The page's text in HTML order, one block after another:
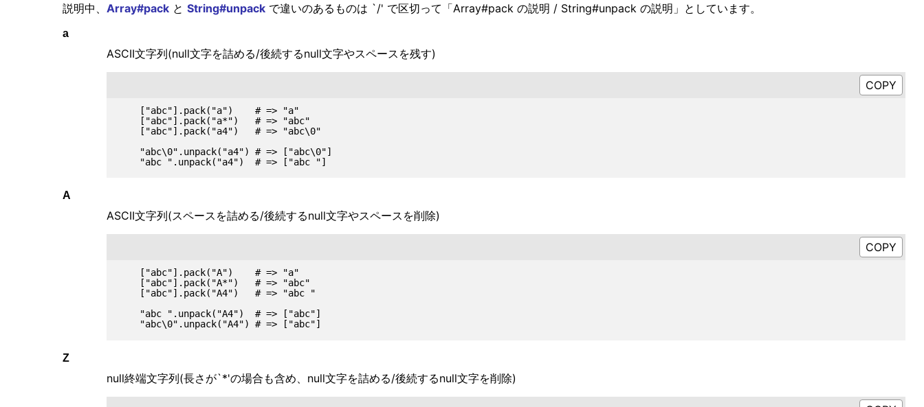
説明中、 Array#packと String#unpackで違いのあるものは `/' で区切って「Array#pack の説明 / String#unpack の説明」としています。
a
ASCII文字列(null文字を詰める/後続するnull文字やスペースを残す)
    ["abc"].pack("a")    # => "a"
    ["abc"].pack("a*")   # => "abc"
    ["abc"].pack("a4")   # => "abc\0"
    "abc\0".unpack("a4") # => ["abc\0"]
A
ASCII文字列(スペースを詰める/後続するnull文字やスペースを削除)
    ["abc"].pack("A")    # => "a"
    ["abc"].pack("A*")   # => "abc"
    ["abc"].pack("A4")   # => "abc "
    "abc ".unpack("A4")  # => ["abc"]
Z
null終端文字列(長さが`*'の場合も含め、null文字を詰める/後続するnull文字を削除)